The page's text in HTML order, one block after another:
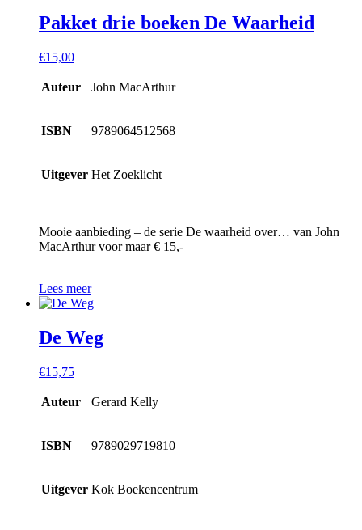
Pakket drie boeken De Waarheid
€15,00
Auteur John MacArthur
ISBN 9789064512568
Uitgever Het Zoeklicht
Mooie aanbieding – de serie De waarheid over… van John
MacArthur voor maar € 15,-
Lees meer
De Weg
€15,75
Auteur Gerard Kelly
ISBN 9789029719810
Uitgever Kok Boekencentrum